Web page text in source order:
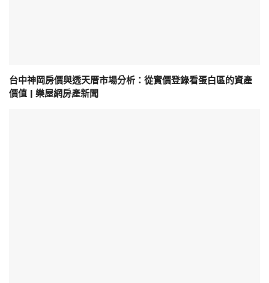
台中神岡房價與透天厝市場分析：從實價登錄看蛋白區的資產
價值 | 樂屋網房產新聞